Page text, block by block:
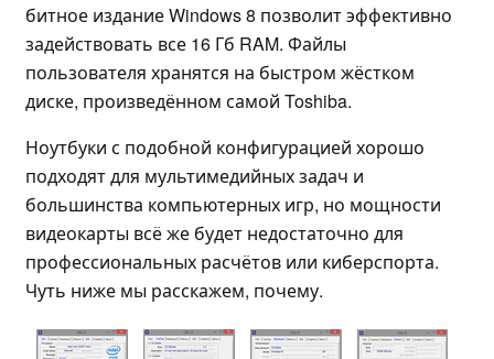
битное издание Windows 8 позволит эффективно
задействовать все 16 Гб RAM. Файлы
пользователя хранятся на быстром жёстком
диске, произведённом самой Toshiba.
Ноутбуки с подобной конфигурацией хорошо
подходят для мультимедийных задач и
большинства компьютерных игр, но мощности
видеокарты всё же будет недостаточно для
профессиональных расчётов или киберспорта.
Чуть ниже мы расскажем, почему.